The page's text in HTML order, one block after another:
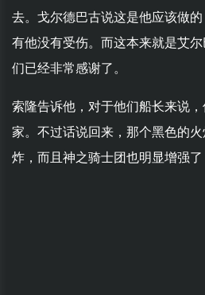
去。戈尔德巴古说这是他应该做
有他没有受伤。而这本来就是艾
们已经非常感谢了。
索隆告诉他，对于他们船长来说
家。不过话说回来，那个黑色的
炸，而且神之骑士团也明显增强了